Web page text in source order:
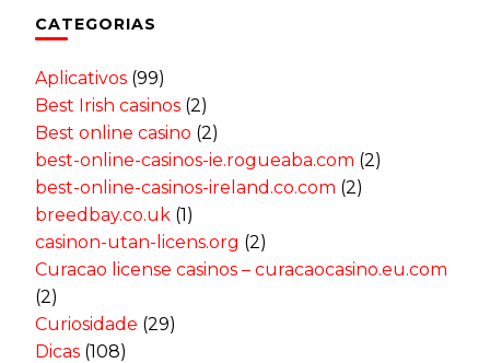
CATEGORIAS
Aplicativos (99)
Best Irish casinos (2)
Best online casino (2)
best-online-casinos-ie.rogueaba.com (2)
best-online-casinos-ireland.co.com (2)
breedbay.co.uk (1)
casinon-utan-licens.org (2)
Curacao license casinos – curacaocasino.eu.com
(2)
Curiosidade (29)
Dicas (108)